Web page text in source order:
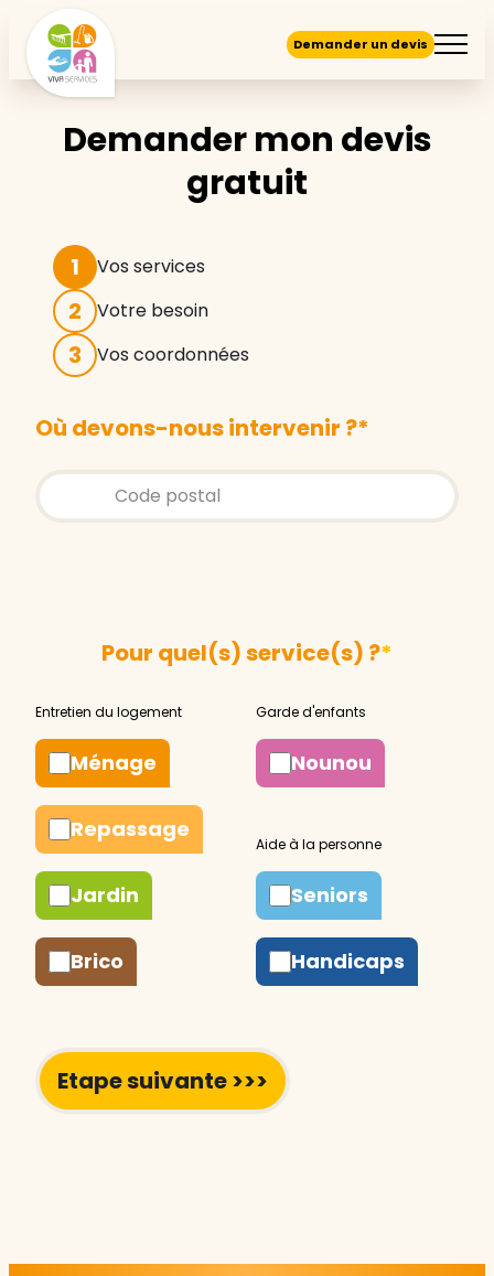
Demander un devis
Demander mon devis
gratuit
1 Vos services
2 Votre besoin
3 Vos coordonnées
Où devons-nous intervenir ?*
Store locator global - Autocompletion
Rechercher
Pour quel(s) service(s) ?*
Ménage
Repassage
Jardin
Brico
Nounou
Seniors
Handicaps